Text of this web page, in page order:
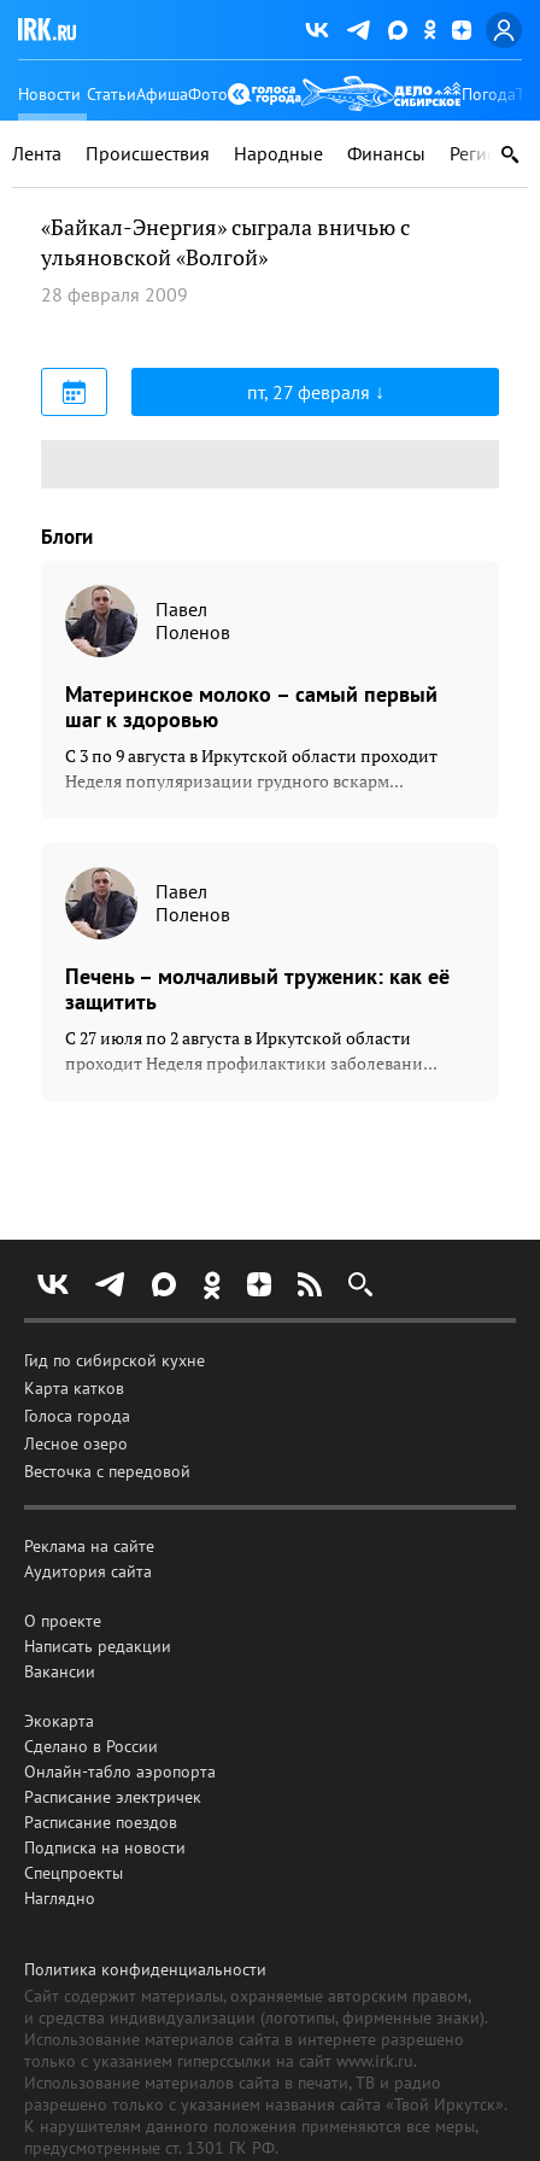
Новости СтатьиАфишаФото Погода
Лента Происшествия Народные Финансы Регионы
«Байкал-Энергия» сыграла вничью с
ульяновской «Волгой»
28 февраля 2009
пт, 27 февраля
Блоги
Павел
Поленов
Материнское молоко – самый первый
шаг к здоровью
С 3 по 9 августа в Иркутской области проходит
Неделя популяризации грудного вскарм...
Павел
Поленов
Печень – молчаливый труженик: как её
защитить
С 27 июля по 2 августа в Иркутской области
проходит Неделя профилактики заболевани...
Гид по сибирской кухне
Карта катков
Голоса города
Лесное озеро
Весточка с передовой
Реклама на сайте
Аудитория сайта
О проекте
Написать редакции
Вакансии
Экокарта
Сделано в России
Онлайн-табло аэропорта
Расписание электричек
Расписание поездов
Подписка на новости
Спецпроекты
Наглядно
Политика конфиденциальности
Сайт содержит материалы, охраняемые авторским правом,
и средства индивидуализации (логотипы, фирменные знаки).
Использование материалов сайта в интернете разрешено
только с указанием гиперссылки на сайт www.irk.ru.
Использование материалов сайта в печати, ТВ и радио
разрешено только с указанием названия сайта «Твой Иркутск».
К нарушителям данного положения применяются все меры,
предусмотренные ст. 1301 ГК РФ.